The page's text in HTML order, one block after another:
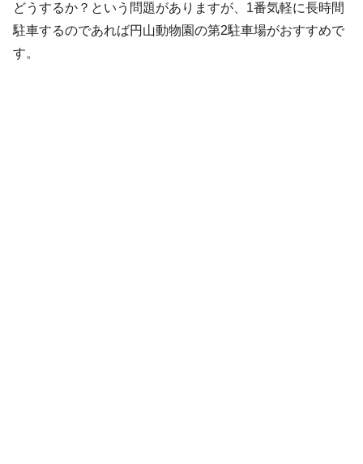
どうするか？という問題がありますが、1番気軽に長時間
駐車するのであれば円山動物園の第2駐車場がおすすめで
す。